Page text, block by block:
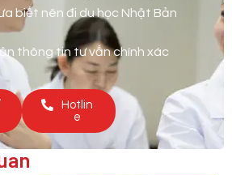
biết nên đi du học Nhật Bản
thông tin tư vấn chính xác
Hotlin
e